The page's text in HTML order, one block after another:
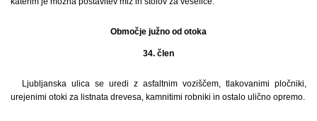
Območje južno od otoka
34. člen
Ljubljanska ulica se uredi z asfaltnim voziščem, tlakovanimi pločniki,
urejenimi otoki za listnata drevesa, kamnitimi robniki in ostalo ulično opremo.